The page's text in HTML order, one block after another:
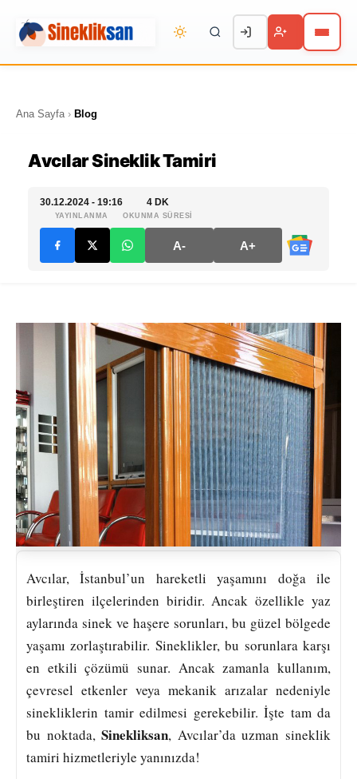
Ana Sayfa › Blog
Avcılar Sineklik Tamiri
30.12.2024 - 19:16
YAYINLANMA
4 DK
OKUNMA SÜRESİ
A- A+
Avcılar, İstanbul’un hareketli yaşamını doğa ile
birleştiren ilçelerinden biridir. Ancak özellikle yaz
aylarında sinek ve haşere sorunları, bu güzel bölgede
yaşamı zorlaştırabilir. Sineklikler, bu sorunlara karşı
en etkili çözümü sunar. Ancak zamanla kullanım,
çevresel etkenler veya mekanik arızalar nedeniyle
sinekliklerin tamir edilmesi gerekebilir. İşte tam da
bu noktada,Sinekliksan, Avcılar’da uzman sineklik
tamiri hizmetleriyle yanınızda!